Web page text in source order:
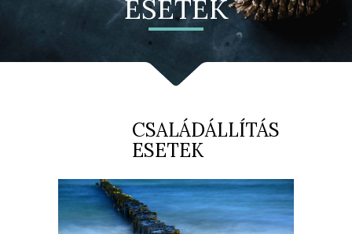
ESETEK
CSALÁDÁLLÍTÁS
ESETEK